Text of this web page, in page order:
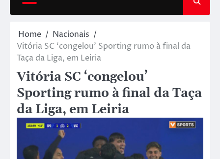
Home
Nacionais
Vitória SC ‘congelou’ Sporting rumo à final da
Taça da Liga, em Leiria
Vitória SC ‘congelou’
Sporting rumo à final da Taça
da Liga, em Leiria